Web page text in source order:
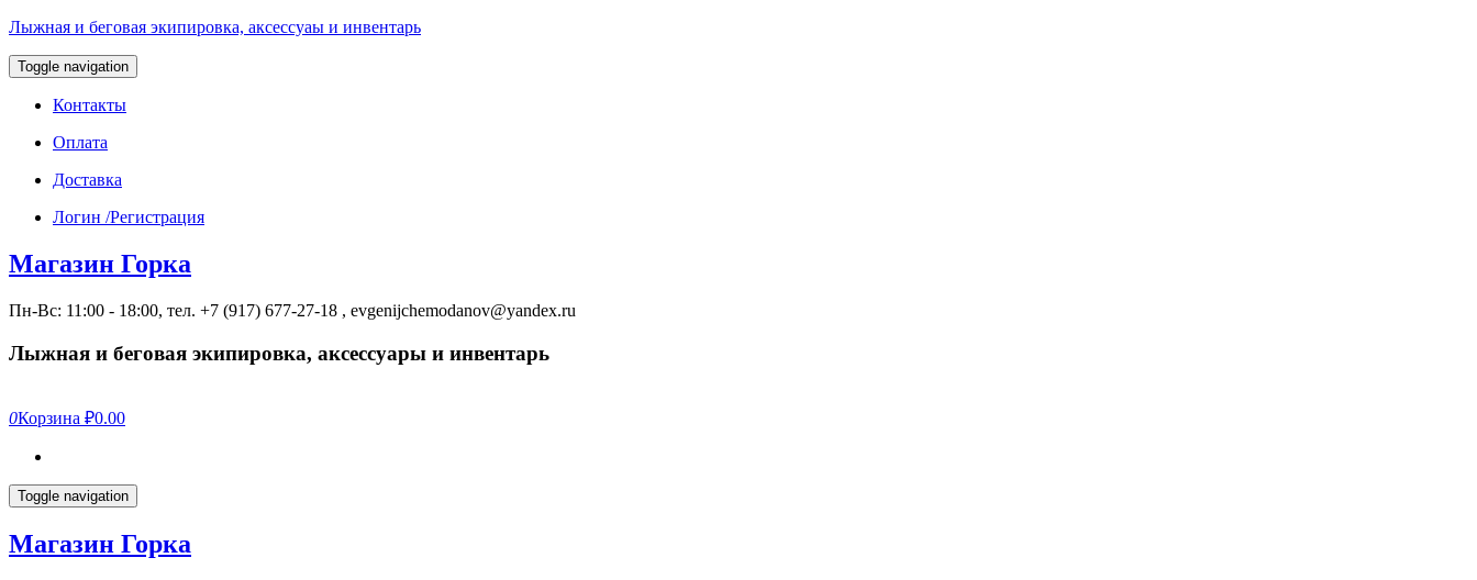
Лыжная и беговая экипировка, аксессуаы и инвентарь
Toggle navigation
Контакты
Оплата
Доставка
Логин /Регистрация
Магазин Горка
Пн-Вс: 11:00 - 18:00, тел. +7 (917) 677-27-18 , evgenijchemodanov@yandex.ru
Лыжная и беговая экипировка, аксессуары и инвентарь
0Корзина ₽0.00
Toggle navigation
Магазин Горка